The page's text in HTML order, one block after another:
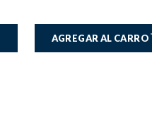
AGREGAR AL CARRO